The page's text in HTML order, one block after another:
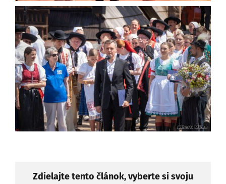
Zdielajte tento článok, vyberte si svoju